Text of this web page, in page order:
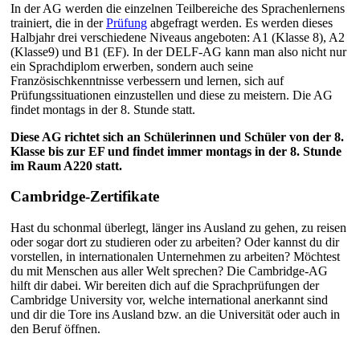
In der AG werden die einzelnen Teilbereiche des Sprachenlernens
trainiert, die in derPrüfung abgefragt werden. Es werden dieses
Halbjahr drei verschiedene Niveaus angeboten: A1 (Klasse 8), A2
(Klasse9) und B1 (EF). In der DELF-AG kann man also nicht nur
ein Sprachdiplom erwerben, sondern auch seine
Französischkenntnisse verbessern und lernen, sich auf
Prüfungssituationen einzustellen und diese zu meistern. Die AG
findet montags in der 8. Stunde statt.
Diese AG richtet sich an Schülerinnen und Schüler von der 8.
Klasse bis zur EF und findet immer montags in der 8. Stunde
im Raum A220 statt.
Cambridge-Zertifikate
Hast du schonmal überlegt, länger ins Ausland zu gehen, zu reisen
oder sogar dort zu studieren oder zu arbeiten? Oder kannst du dir
vorstellen, in internationalen Unternehmen zu arbeiten? Möchtest
du mit Menschen aus aller Welt sprechen? Die Cambridge-AG
hilft dir dabei. Wir bereiten dich auf die Sprachprüfungen der
Cambridge University vor, welche international anerkannt sind
und dir die Tore ins Ausland bzw. an die Universität oder auch in
den Beruf öffnen.